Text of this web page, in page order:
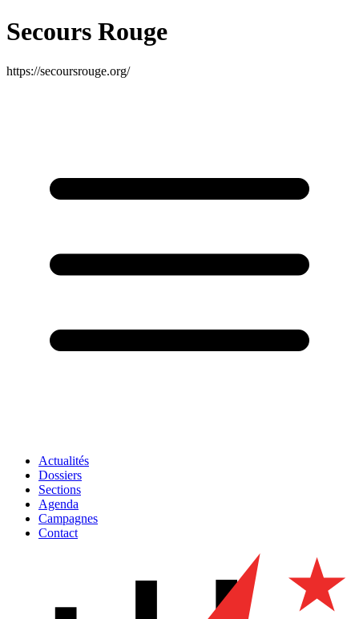
Secours Rouge
https://secoursrouge.org/
Actualités
Dossiers
Sections
Agenda
Campagnes
Contact